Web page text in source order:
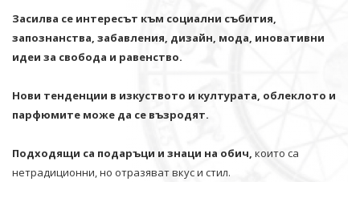
Засилва се интересът към социални събития,
запознанства, забавления, дизайн, мода, иновативни
идеи за свобода и равенство.
Нови тенденции в изкуството и културата, облеклото и
парфюмите може да се възродят.
Подходящи са подаръци и знаци на обич, които са
нетрадиционни, но отразяват вкус и стил.